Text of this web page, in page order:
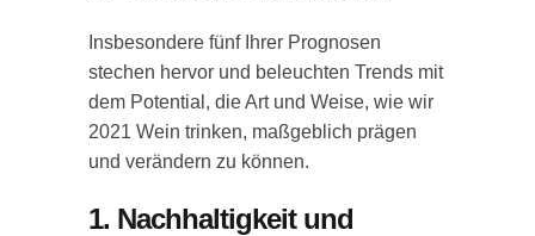
Insbesondere fünf Ihrer Prognosen
stechen hervor und beleuchten Trends mit
dem Potential, die Art und Weise, wie wir
2021 Wein trinken, maßgeblich prägen
und verändern zu können.
1. Nachhaltigkeit und